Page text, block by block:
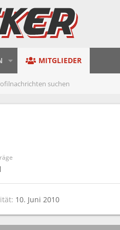
MITGLIEDER
suchen
10. Juni 2010